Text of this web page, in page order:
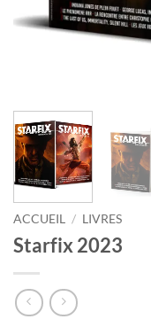
ACCUEIL / LIVRES
Starfix 2023